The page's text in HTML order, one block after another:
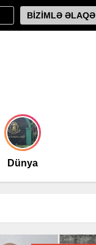
BİZİMLƏ ƏLAQƏ
Dünya